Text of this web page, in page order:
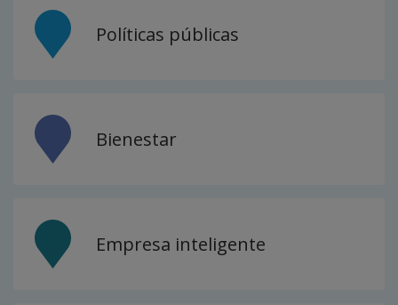
Políticas públicas
Bienestar
Empresa inteligente